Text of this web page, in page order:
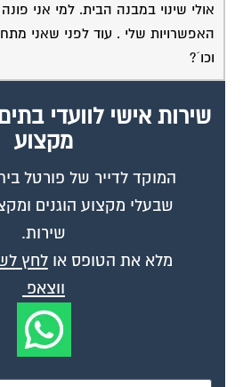
האפשרויות שלי . עוד לפני שאני
וכו´?
מקצוע
המוקד לדייר של פורטל
שבעלי מקצוע הוגנים
שירות.
מלא את הטופס אולחץ
ווצאפ